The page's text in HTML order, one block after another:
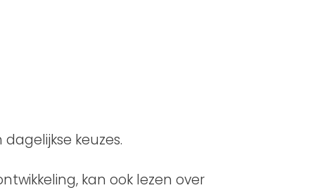
keuzes.
kan ook lezen over